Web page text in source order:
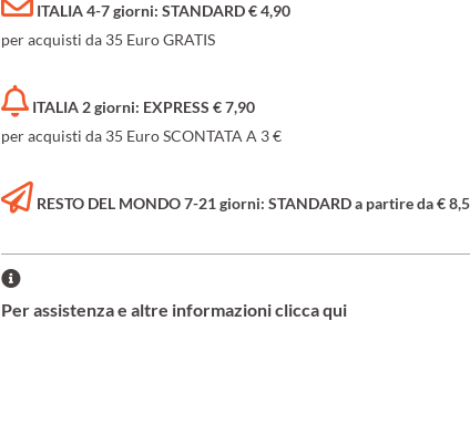
ITALIA 4-7 giorni: STANDARD € 4,90
per acquisti da 35 Euro GRATIS
ITALIA 2 giorni: EXPRESS € 7,90
per acquisti da 35 Euro SCONTATA A 3 €
RESTO DEL MONDO 7-21 giorni: STANDARD a partire da €
Per assistenza e altre informazioni clicca qui